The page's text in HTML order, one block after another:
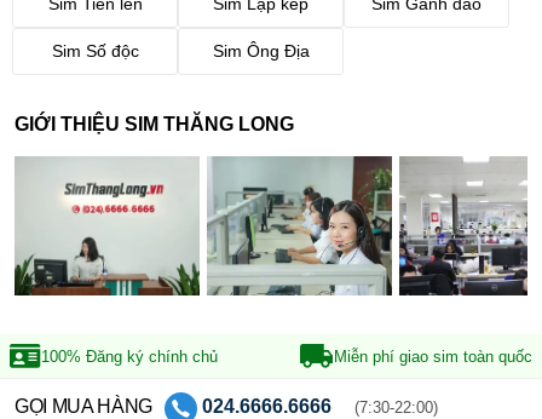
Sim Tiến lên Sim Lặp kép Sim Gánh đảo
Sim Số độc Sim Ông Địa
GIỚI THIỆU SIM THĂNG LONG
100% Đăng ký chính chủ Miễn phí giao sim toàn quốc
GỌI MUA HÀNG 024.6666.6666 (7:30-22:00)